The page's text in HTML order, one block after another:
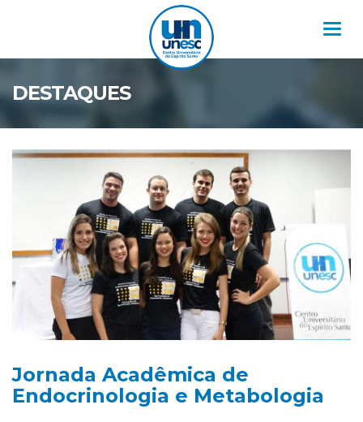
DESTAQUES
Jornada Acadêmica de
Endocrinologia e Metabologia